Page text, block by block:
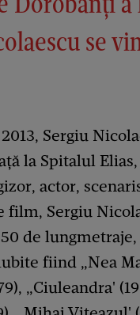
se
Sergiu
la Spitalul
actor,
film, Sergiu
de
fiind „Nea
„Ciuleandra'